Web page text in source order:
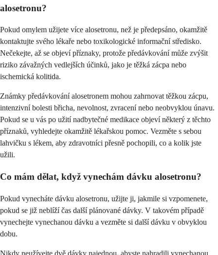
alosetronu?
Pokud omylem užijete více alosetronu, než je předepsáno, okamžitě
kontaktujte svého lékaře nebo toxikologické informační středisko.
Nečekejte, až se objeví příznaky, protože předávkování může zvýšit
riziko závažných vedlejších účinků, jako je těžká zácpa nebo
ischemická kolitida.
Známky předávkování alosetronem mohou zahrnovat těžkou zácpu,
intenzivní bolesti břicha, nevolnost, zvracení nebo neobvyklou únavu.
Pokud se u vás po užití nadbytečné medikace objeví některý z těchto
příznaků, vyhledejte okamžitě lékařskou pomoc. Vezměte s sebou
lahvičku s lékem, aby zdravotníci přesně pochopili, co a kolik jste
užili.
Co mám dělat, když vynechám dávku alosetronu?
Pokud vynecháte dávku alosetronu, užijte ji, jakmile si vzpomenete,
pokud se již neblíží čas další plánované dávky. V takovém případě
vynechejte vynechanou dávku a vezměte si další dávku v obvyklou
dobu.
Nikdy neužívejte dvě dávky najednou, abyste nahradili vynechanou